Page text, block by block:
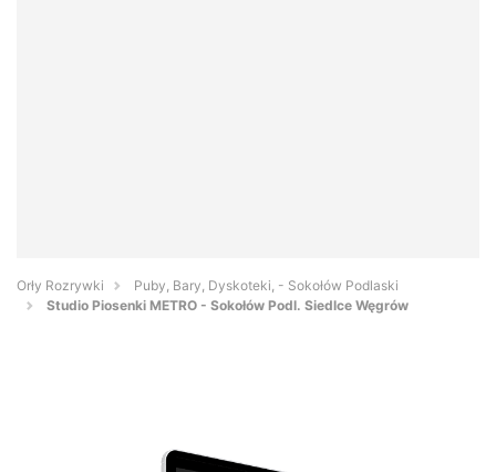
Orły Rozrywki
Puby, Bary, Dyskoteki, - Sokołów Podlaski
Studio Piosenki METRO - Sokołów Podl. Siedlce Węgrów